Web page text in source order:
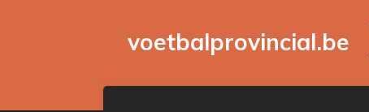
voetbalprovincial.be